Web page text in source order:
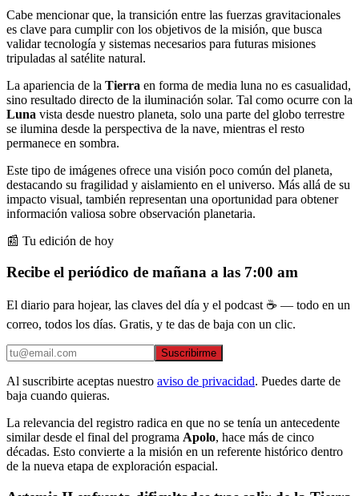
Cabe mencionar que, la transición entre las fuerzas gravitacionales
es clave para cumplir con los objetivos de la misión, que busca
validar tecnología y sistemas necesarios para futuras misiones
tripuladas al satélite natural.
La apariencia de la Tierra en forma de media luna no es casualidad,
sino resultado directo de la iluminación solar. Tal como ocurre con la
Luna vista desde nuestro planeta, solo una parte del globo terrestre
se ilumina desde la perspectiva de la nave, mientras el resto
permanece en sombra.
Este tipo de imágenes ofrece una visión poco común del planeta,
destacando su fragilidad y aislamiento en el universo. Más allá de su
impacto visual, también representan una oportunidad para obtener
información valiosa sobre observación planetaria.
📰 Tu edición de hoy
Recibe el periódico de mañana a las 7:00 am
El diario para hojear, las claves del día y el podcast ☕ — todo en un
correo, todos los días. Gratis, y te das de baja con un clic.
Suscribirme
Al suscribirte aceptas nuestro aviso de privacidad. Puedes darte de
baja cuando quieras.
La relevancia del registro radica en que no se tenía un antecedente
similar desde el final del programa Apolo, hace más de cinco
décadas. Esto convierte a la misión en un referente histórico dentro
de la nueva etapa de exploración espacial.